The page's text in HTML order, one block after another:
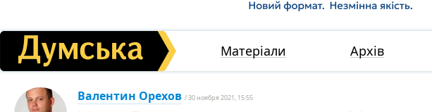
Матеріали Архів
Валентин Орехов / 30 ноября 2021, 15:55